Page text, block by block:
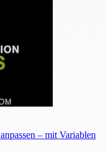
– mit Variablen